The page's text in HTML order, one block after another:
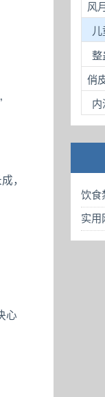
，
心
风
整
俏
内
饮食
实用